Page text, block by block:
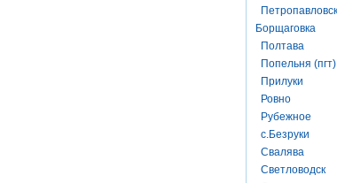
Борщаговка
Полтава
Попельня (пгт)
Прилуки
Ровно
Рубежное
с.Безруки
Свалява
Светловодск